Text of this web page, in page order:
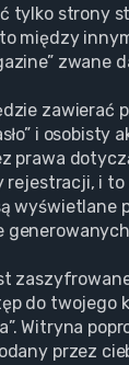
tylko strony
między
zwane
zawierać
i osobisty
prawa
i to
wyświetlane
do twojego
Witryna
przez